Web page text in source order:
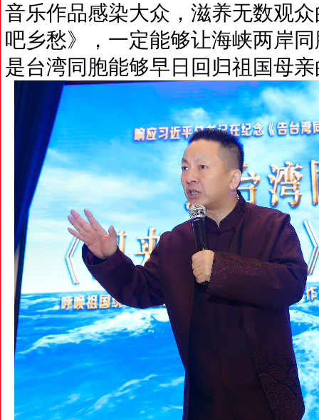
音乐作品感染大众，滋养无数观
吧乡愁》，一定能够让海峡两岸
是台湾同胞能够早日回归祖国母